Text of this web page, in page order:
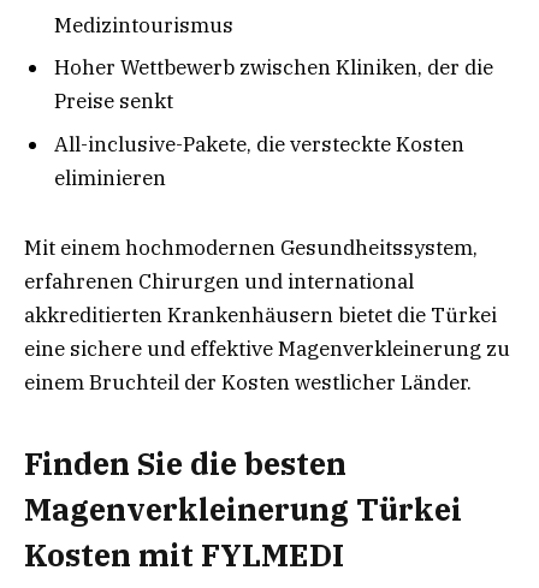
Medizintourismus
Hoher Wettbewerb zwischen Kliniken, der die
Preise senkt
All-inclusive-Pakete, die versteckte Kosten
eliminieren
Mit einem hochmodernen Gesundheitssystem,
erfahrenen Chirurgen und international
akkreditierten Krankenhäusern bietet die Türkei
eine sichere und effektive Magenverkleinerung zu
einem Bruchteil der Kosten westlicher Länder.
Finden Sie die besten
Magenverkleinerung Türkei
Kosten mit FYLMEDI